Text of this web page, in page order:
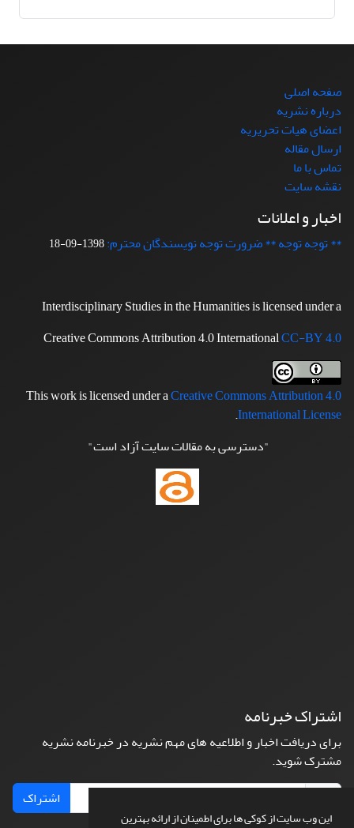
این وب سایت از کوکی ها برای اطمینان از ارائه بهترین
صفحه اصلی
درباره نشریه
اعضای هیات تحریریه
ارسال مقاله
تماس با ما
نقشه سایت
اخبار و اعلانات
** توجه توجه ** ضرورت توجه نویسندگان محترم:1398-09-18
Interdisciplinary Studies in the Humanities is licensed under a
Creative Commons Attribution 4.0 InternationalCC-BY 4.0
This work is licensed under aCreative Commons Attribution 4.0
International License
.
"دسترسی به مقالات سایت آزاد است"
اشتراک خبرنامه
برای دریافت اخبار و اطلاعیه های مهم نشریه در خبرنامه نشریه
مشترک شوید.
اشتراک